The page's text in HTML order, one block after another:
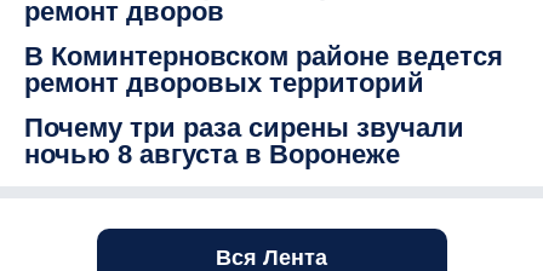
ремонт дворов
В Коминтерновском районе ведется
ремонт дворовых территорий
Почему три раза сирены звучали
ночью 8 августа в Воронеже
Вся Лента